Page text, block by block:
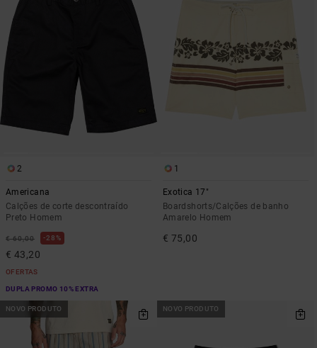
2
Americana
Calções de corte descontraído
Preto Homem
€ 60,00 28%
€ 43,20
OFERTAS
DUPLA PROMO 10% EXTRA
1
Exotica 17"
Boardshorts/Calções de banho
Amarelo Homem
€ 75,00
NOVO PRODUTO NOVO PRODUTO